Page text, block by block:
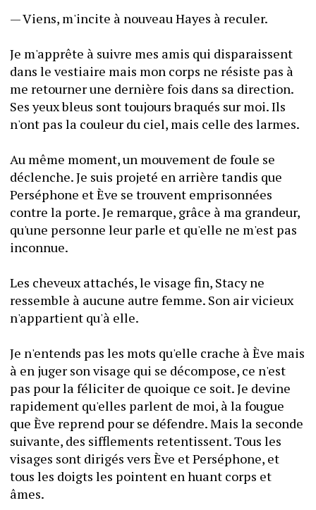
— Viens, m'incite à nouveau Hayes à reculer.
Je m'apprête à suivre mes amis qui disparaissent
dans le vestiaire mais mon corps ne résiste pas à
me retourner une dernière fois dans sa direction.
Ses yeux bleus sont toujours braqués sur moi. Ils
n'ont pas la couleur du ciel, mais celle des larmes.
Au même moment, un mouvement de foule se
déclenche. Je suis projeté en arrière tandis que
Perséphone et Ève se trouvent emprisonnées
contre la porte. Je remarque, grâce à ma grandeur,
qu'une personne leur parle et qu'elle ne m'est pas
inconnue.
Les cheveux attachés, le visage fin, Stacy ne
ressemble à aucune autre femme. Son air vicieux
n'appartient qu'à elle.
Je n'entends pas les mots qu'elle crache à Ève mais
à en juger son visage qui se décompose, ce n'est
pas pour la féliciter de quoique ce soit. Je devine
rapidement qu'elles parlent de moi, à la fougue
que Ève reprend pour se défendre. Mais la seconde
suivante, des sifflements retentissent. Tous les
visages sont dirigés vers Ève et Perséphone, et
tous les doigts les pointent en huant corps et
âmes.